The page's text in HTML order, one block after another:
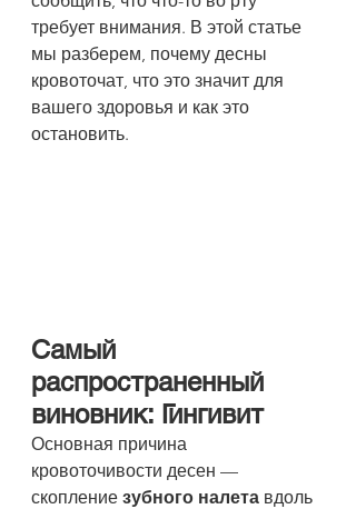
требует внимания. В этой статье
мы разберем, почему десны
кровоточат, что это значит для
вашего здоровья и как это
остановить.
Самый
распространенный
виновник: Гингивит
Основная причина
кровоточивости десен —
скопление зубного налета вдоль